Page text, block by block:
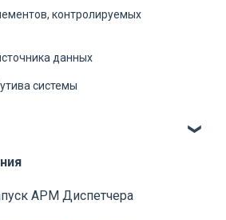
контролируемых
данных
системы
АРМ Диспетчера